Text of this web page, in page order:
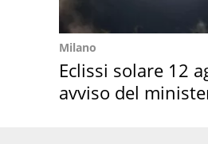
Milano
Eclissi solare 12
avviso del